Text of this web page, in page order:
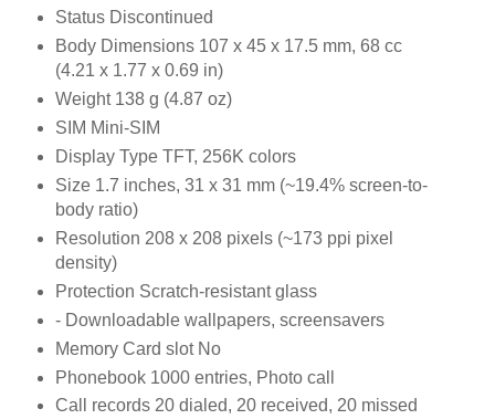
Status Discontinued
Body Dimensions 107 x 45 x 17.5 mm, 68 cc
(4.21 x 1.77 x 0.69 in)
Weight 138 g (4.87 oz)
SIM Mini-SIM
Display Type TFT, 256K colors
Size 1.7 inches, 31 x 31 mm (~19.4% screen-to-
body ratio)
Resolution 208 x 208 pixels (~173 ppi pixel
density)
Protection Scratch-resistant glass
- Downloadable wallpapers, screensavers
Memory Card slot No
Phonebook 1000 entries, Photo call
Call records 20 dialed, 20 received, 20 missed